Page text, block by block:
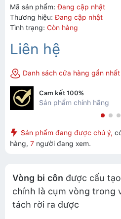
Mã sản phẩm: Đang cập nhật
Thương hiệu: Đang cập nhật
Tình trạng: Còn hàng
Liên hệ
Danh sách cửa hàng gần nhất
Cam kết 100%
Sản phẩm chính hãng
Sản phẩm đang được chú ý,
hàng, 7 người đang xem.
Vòng bi côn được cấu
chính là cụm vòng trong
tách rời ra được